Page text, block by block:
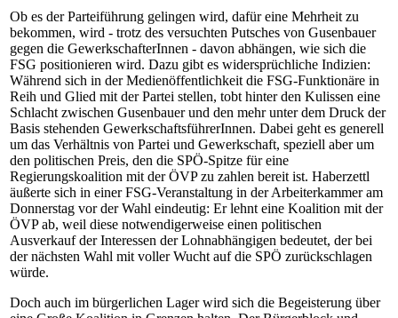
Ob es der Parteiführung gelingen wird, dafür eine Mehrheit zu
bekommen, wird - trotz des versuchten Putsches von Gusenbauer
gegen die GewerkschafterInnen - davon abhängen, wie sich die
FSG positionieren wird. Dazu gibt es widersprüchliche Indizien:
Während sich in der Medienöffentlichkeit die FSG-Funktionäre in
Reih und Glied mit der Partei stellen, tobt hinter den Kulissen eine
Schlacht zwischen Gusenbauer und den mehr unter dem Druck der
Basis stehenden GewerkschaftsführerInnen. Dabei geht es generell
um das Verhältnis von Partei und Gewerkschaft, speziell aber um
den politischen Preis, den die SPÖ-Spitze für eine
Regierungskoalition mit der ÖVP zu zahlen bereit ist. Haberzettl
äußerte sich in einer FSG-Veranstaltung in der Arbeiterkammer am
Donnerstag vor der Wahl eindeutig: Er lehnt eine Koalition mit der
ÖVP ab, weil diese notwendigerweise einen politischen
Ausverkauf der Interessen der Lohnabhängigen bedeutet, der bei
der nächsten Wahl mit voller Wucht auf die SPÖ zurückschlagen
würde.
Doch auch im bürgerlichen Lager wird sich die Begeisterung über